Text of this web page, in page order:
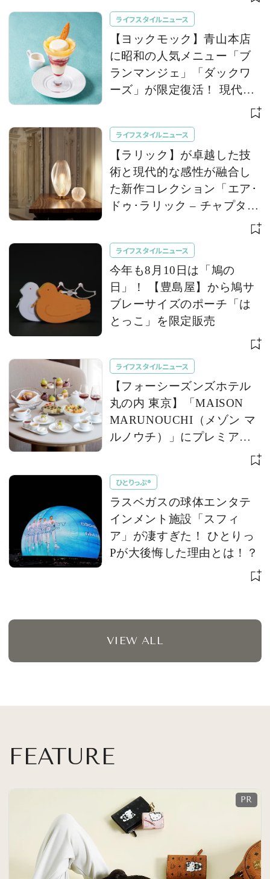
ライフスタイルニュース
【ヨックモック】青山本店
に昭和の人気メニュー「ブ
ランマンジェ」「ダックワ
ーズ」が限定復活！ 現代的
で華やかなデザートとして
ライフスタイルニュース
【ラリック】が卓越した技
術と現代的な感性が融合し
た新作コレクション「エア･
ドゥ･ラリック – チャプター
ライフスタイルニュース
今年も8月10日は「鳩の
日」！ 【豊島屋】から鳩サ
ブレーサイズのポーチ「は
とっこ」を限定販売
ライフスタイルニュース
【フォーシーズンズホテル
丸の内 東京】「MAISON
MARUNOUCHI（メゾン マ
ルノウチ）」にプレミアム
な葡萄を堪能する「巨峰＆
ヌーンティー」が登場
ひとりっぷ®
ラスベガスの球体エンタテ
インメント施設「スフィ
ア」が凄すぎた！ ひとりっ
Pが大後悔した理由とは！？
VIEW ALL
FEATURE